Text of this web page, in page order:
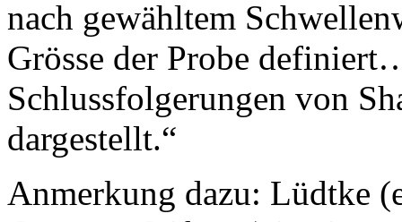
nach gewähltem
Grösse der Probe
Schlussfolgerungen von
dargestellt.“
Anmerkung dazu: Lüdtke